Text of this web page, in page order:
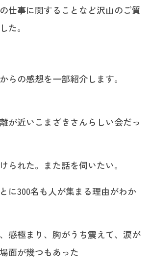
仕事に関することなど沢山のご質
た。
らの感想を一部紹介します。
が近いこまざきさんらしい会だっ
られた。また話を伺いたい。
に300名も人が集まる理由がわか
感極まり、胸がうち震えて、涙が
面が幾つもあった